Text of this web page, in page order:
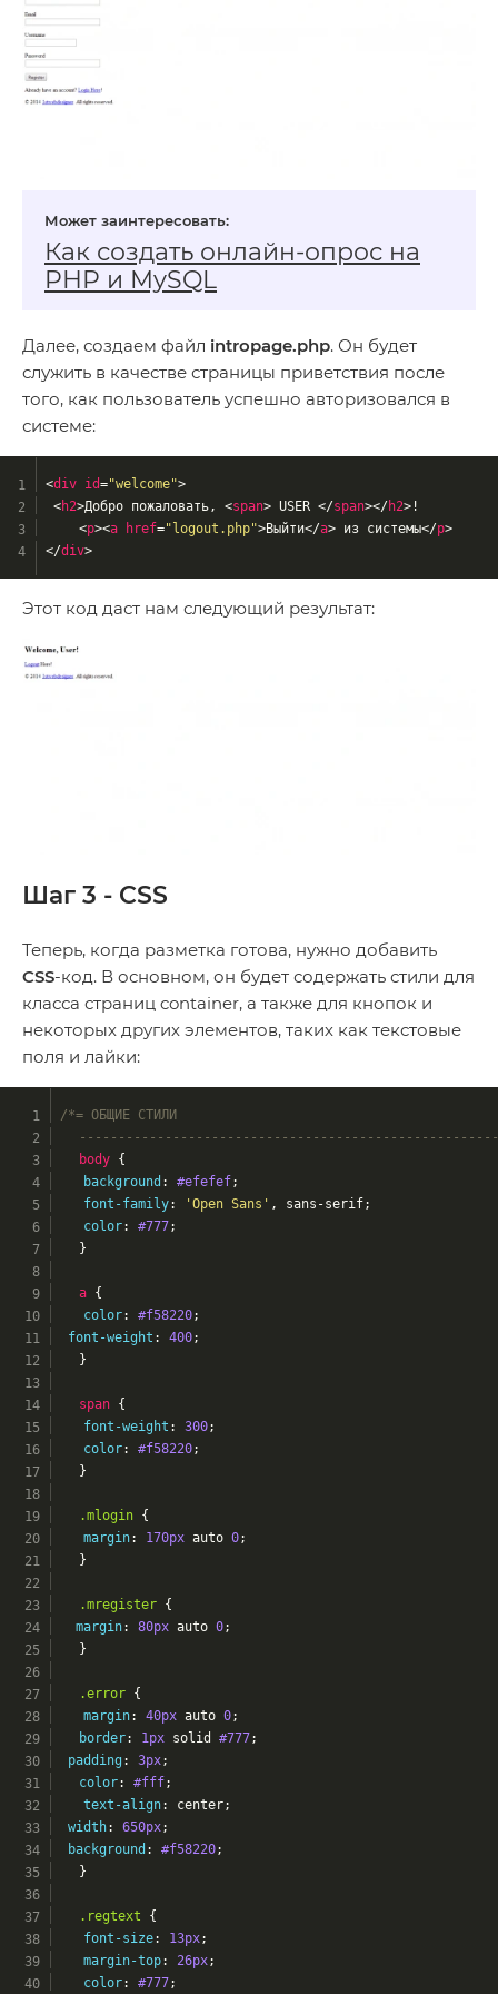
Как создать онлайн‑опрос на
PHP и MySQL
Далее, создаем файл intropage.php. Он будет
служить в качестве страницы приветствия после
того, как пользователь успешно авторизовался в
системе:
<div id="welcome">
<h2>Добро пожаловать, <span> USER </span></h2> !
<p><a href="logout.php">Выйти</a> из системы</p>
</div>
Этот код даст нам следующий результат:
Шаг 3 - CSS
Теперь, когда разметка готова, нужно добавить
CSS-код. В основном, он будет содержать стили для
класса страниц container, а также для кнопок и
некоторых других элементов, таких как текстовые
поля и лайки:
/*= ОБЩИЕ СТИЛИ
body {
background : #efefef;
font-family: 'Open Sans' , sans-serif;
color: #777;
	}
a {
color: #f58220;
font-weight : 400;
	}
span {
font-weight : 300;
color: #f58220;
	}
.mlogin {
margin: 170px auto 0;
	}
.mregister {
margin: 80px auto 0;
	}
.error {
margin: 40px auto 0;
border: 1px solid #777;
padding : 3px;
color: #fff;
text-align: center;
width: 650px;
background : #f58220;
	}
.regtext {
font-size: 13px;
margin-top: 26px;
color: #777;